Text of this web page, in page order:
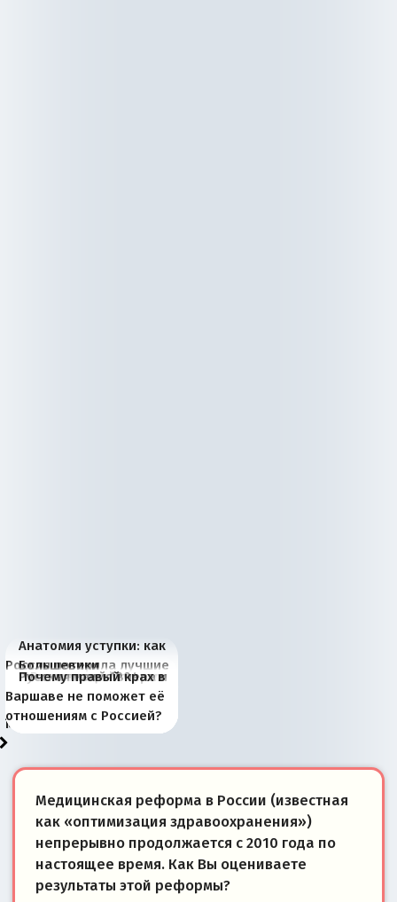
Анатомия уступки: как
Россия потеряла лучшие
рыбопромысловые
районы Баренцева
моря
Большевики
отличаются от «Яблока»
тем, что они -
победители
Киевская марионетка
Запада рассказала о
«переобувании» хозяев
В России назрели
перемены: 15 шагов к
суверенной экономике
Миграционный пожар
Европы
Россия начинает
сбрасывать балласт
Анкориджа
Россия зимой 1904
года: первые уступки во
внутренней политике
Русская нация вчера и
сегодня
Почему правый крах в
Варшаве не поможет её
отношениям с Россией?
Медицинская реформа в России (известная
как «оптимизация здравоохранения»)
непрерывно продолжается с 2010 года по
настоящее время. Как Вы оцениваете
результаты этой реформы?